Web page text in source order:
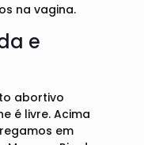
na vagina.
e
abortivo
é livre. Acima
em